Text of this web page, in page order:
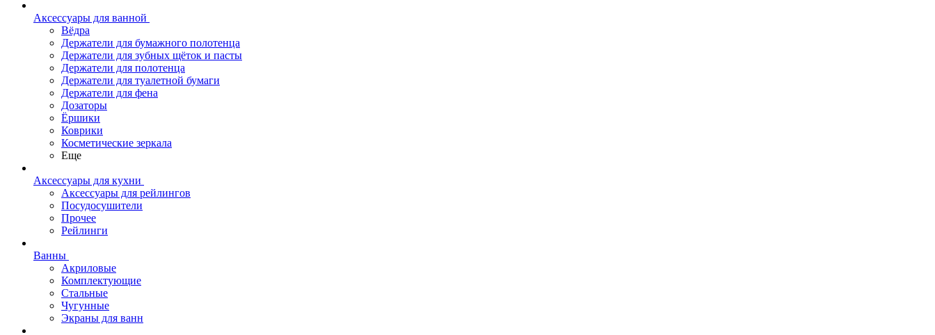
Аксессуары для ванной
Вёдра
Держатели для бумажного полотенца
Держатели для зубных щёток и пасты
Держатели для полотенца
Держатели для туалетной бумаги
Держатели для фена
Дозаторы
Ёршики
Коврики
Косметические зеркала
Еще
Аксессуары для кухни
Аксессуары для рейлингов
Посудосушители
Прочее
Рейлинги
Ванны
Акриловые
Комплектующие
Стальные
Чугунные
Экраны для ванн